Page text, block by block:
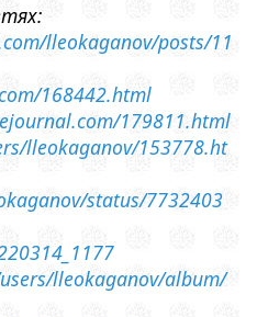
lleokaganov/posts/11
168442.html
179811.html
lleokaganov/153778.ht
status/7732403
lleokaganov/album/